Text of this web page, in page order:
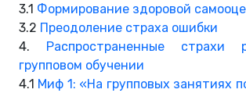
3.1 Формирование здоровой
3.2 Преодоление страха ошибки
4.
Распространенные страхи
групповом обучении
4.1 Миф 1: «На групповых занятиях